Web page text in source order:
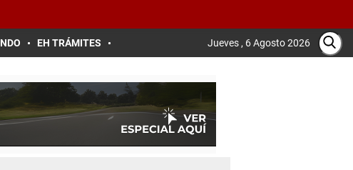
EH TRÁMITES Jueves , 6 Agosto 2026